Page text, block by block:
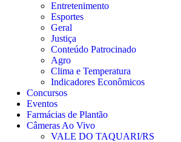
Entretenimento
Esportes
Geral
Justiça
Conteúdo Patrocinado
Agro
Clima e Temperatura
Indicadores Econômicos
Concursos
Eventos
Farmácias de Plantão
Câmeras Ao Vivo
VALE DO TAQUARI/RS